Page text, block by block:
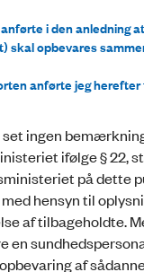
i den anledning
skal opbevares
anførte jeg herefter
set ingen
ifølge § 22,
på dette
hensyn til
af tilbageholdte.
en
af